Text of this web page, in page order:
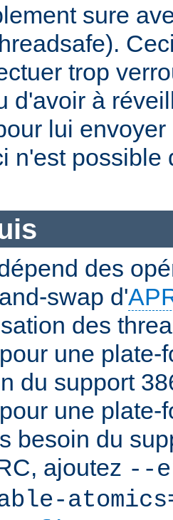
sure
trop
d'avoir à
lui
n'est possible
des
swap d'
des
une plate-
du support
une plate-
besoin du
ajoutez --